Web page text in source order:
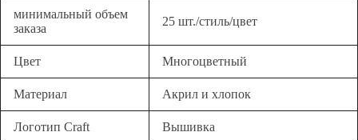
минимальный объем
заказа
25 шт./стиль/цвет
Цвет Многоцветный
Материал Акрил и хлопок
Логотип Craft Вышивка